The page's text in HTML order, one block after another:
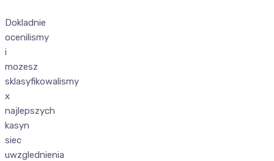
Dokladnie
ocenilismy
i
mozesz
sklasyfikowalismy
x
najlepszych
kasyn
siec
uwzglednienia